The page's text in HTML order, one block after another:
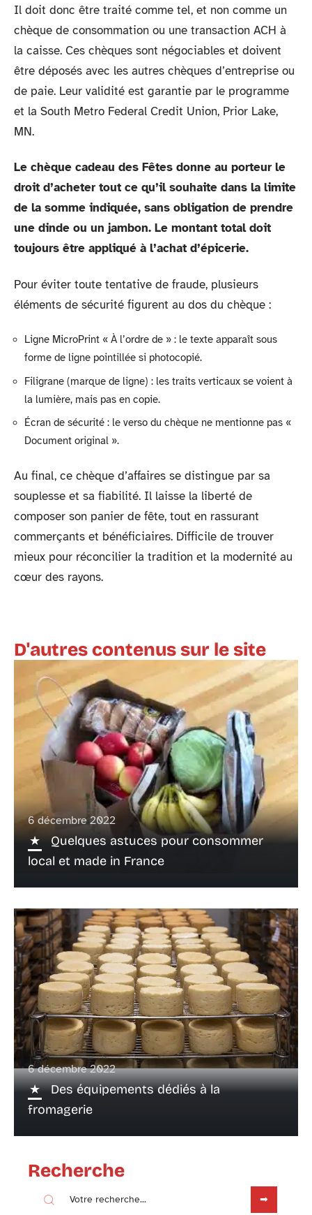
Il doit donc être traité comme tel, et non comme un
chèque de consommation ou une transaction ACH à
la caisse. Ces chèques sont négociables et doivent
être déposés avec les autres chèques d’entreprise ou
de paie. Leur validité est garantie par le programme
et la South Metro Federal Credit Union, Prior Lake,
MN.
Le chèque cadeau des Fêtes donne au porteur le
droit d’acheter tout ce qu’il souhaite dans la limite
de la somme indiquée, sans obligation de prendre
une dinde ou un jambon. Le montant total doit
toujours être appliqué à l’achat d’épicerie.
Pour éviter toute tentative de fraude, plusieurs
éléments de sécurité figurent au dos du chèque :
Ligne MicroPrint « À l’ordre de » : le texte apparaît sous
forme de ligne pointillée si photocopié.
Filigrane (marque de ligne) : les traits verticaux se voient à
la lumière, mais pas en copie.
Écran de sécurité : le verso du chèque ne mentionne pas «
Document original ».
Au final, ce chèque d’affaires se distingue par sa
souplesse et sa fiabilité. Il laisse la liberté de
composer son panier de fête, tout en rassurant
commerçants et bénéficiaires. Difficile de trouver
mieux pour réconcilier la tradition et la modernité au
cœur des rayons.
D'autres contenus sur le site
6 décembre 2022
Quelques astuces pour consommer
local et made in France
6 décembre 2022
Des équipements dédiés à la
fromagerie
Recherche